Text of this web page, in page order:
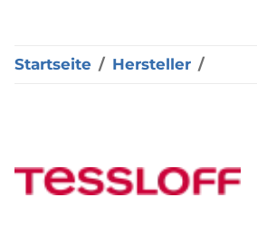
Startseite Hersteller